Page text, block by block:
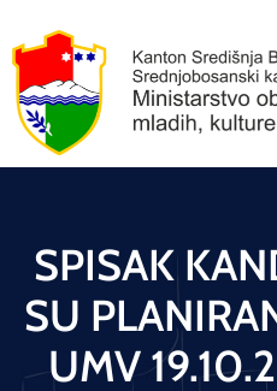
SPISAK
SU
UMV